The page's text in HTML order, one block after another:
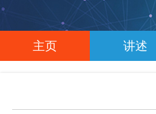
主页 讲述